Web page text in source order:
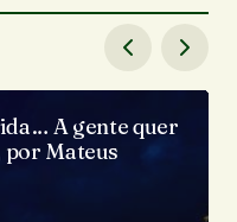
A gente quer
Mateus